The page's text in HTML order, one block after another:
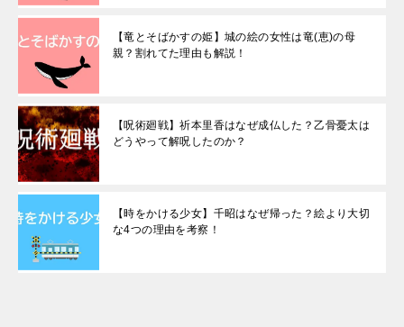
【竜とそばかすの姫】城の絵の女性は竜(恵)の母
親？割れてた理由も解説！
【呪術廻戦】祈本里香はなぜ成仏した？乙骨憂太は
どうやって解呪したのか？
【時をかける少女】千昭はなぜ帰った？絵より大切
な4つの理由を考察！